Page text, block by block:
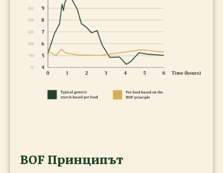
BOF Принципът